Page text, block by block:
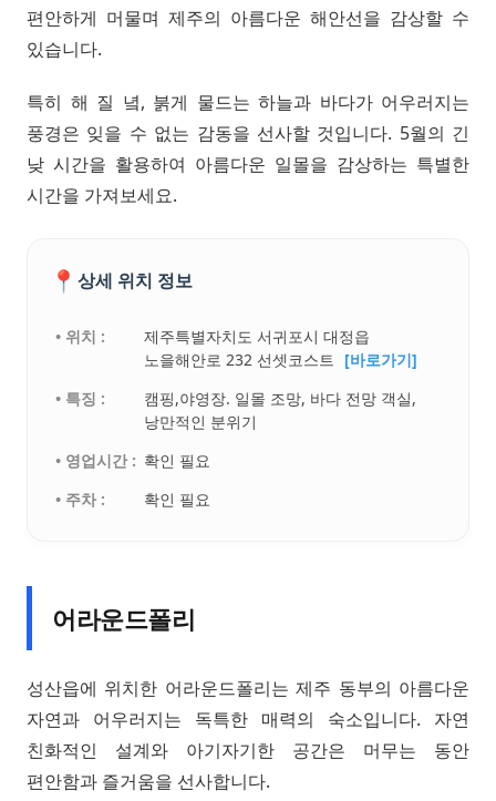
편안하게 머물며 제주의 아름다운 해안선을 감상할 수
있습니다.
특히 해 질 녘, 붉게 물드는 하늘과 바다가 어우러지는
풍경은 잊을 수 없는 감동을 선사할 것입니다. 5월의 긴
낮 시간을 활용하여 아름다운 일몰을 감상하는 특별한
시간을 가져보세요.
📍 상세 위치 정보
• 위치 :
제주특별자치도 서귀포시 대정읍
노을해안로 232 선셋코스트
[바로가기]
• 특징 :
캠핑,야영장. 일몰 조망, 바다 전망 객실,
낭만적인 분위기
• 영업시간 : 확인 필요
• 주차 :
확인 필요
어라운드폴리
성산읍에 위치한 어라운드폴리는 제주 동부의 아름다운
자연과 어우러지는 독특한 매력의 숙소입니다. 자연
친화적인 설계와 아기자기한 공간은 머무는 동안
편안함과 즐거움을 선사합니다.